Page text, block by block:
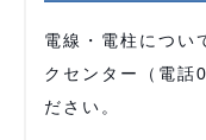
電線・電柱につい
クセンター（電
ださい。